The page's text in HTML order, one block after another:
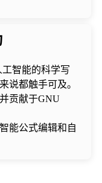
智能的科学写
说都触手可及。
贡献于GNU
能公式编辑和自